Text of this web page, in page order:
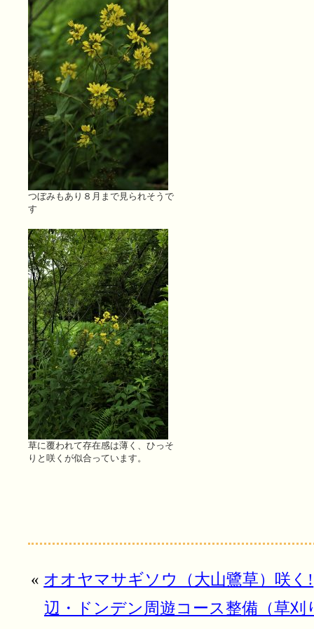
つぼみもあり８月まで見られそうで
す
草に覆われて存在感は薄く、ひっそ
りと咲くが似合っています。
« オオヤマサギソウ（大山鷺草）咲く!
辺・ドンデン周遊コース整備（草刈